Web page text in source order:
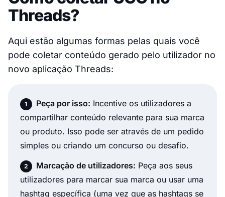
Threads?
Aqui estão algumas formas pelas quais você
pode coletar conteúdo gerado pelo utilizador no
novo aplicação Threads:
Peça por isso: Incentive os utilizadores a
compartilhar conteúdo relevante para sua marca
ou produto. Isso pode ser através de um pedido
simples ou criando um concurso ou desafio.
Marcação de utilizadores: Peça aos seus
utilizadores para marcar sua marca ou usar uma
hashtag específica (uma vez que as hashtags se